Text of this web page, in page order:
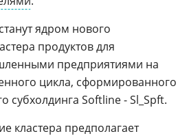
ядром нового
продуктов для
предприятиями на
цикла, сформированного
субхолдинга Softline - Sl_Spft.
кластера предполагает